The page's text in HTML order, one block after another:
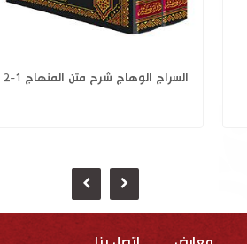
تربية المرأة والحجاب